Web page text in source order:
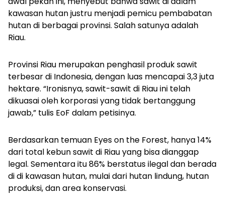
kawasan hutan justru menjadi pemicu pembabatan
hutan di berbagai provinsi. Salah satunya adalah
Riau.
Provinsi Riau merupakan penghasil produk sawit
terbesar di Indonesia, dengan luas mencapai 3,3 juta
hektare. “Ironisnya, sawit-sawit di Riau ini telah
dikuasai oleh korporasi yang tidak bertanggung
jawab,” tulis EoF dalam petisinya.
Berdasarkan temuan Eyes on the Forest, hanya 14%
dari total kebun sawit di Riau yang bisa dianggap
legal. Sementara itu 86% berstatus ilegal dan berada
di di kawasan hutan, mulai dari hutan lindung, hutan
produksi, dan area konservasi.